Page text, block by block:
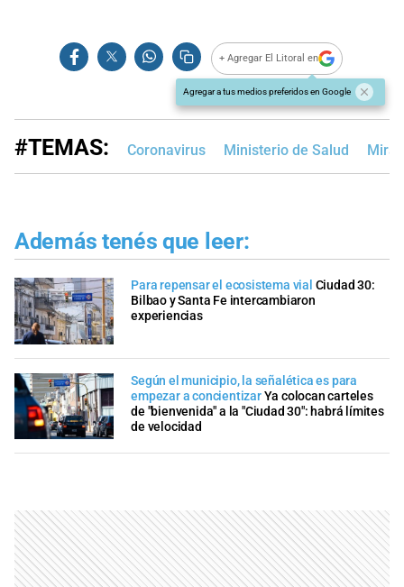
+ Agregar El Litoral en
Agregar a tus medios preferidos en Google
#TEMAS: Coronavirus Ministerio de Salud
Además tenés que leer:
Para repensar el ecosistema vial Ciudad 30:
Bilbao y Santa Fe intercambiaron
experiencias
Según el municipio, la señalética es para
empezar a concientizarYa colocan carteles
de "bienvenida" a la "Ciudad 30": habrá límites
de velocidad